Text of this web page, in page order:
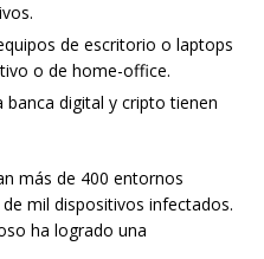
de escritorio o laptops
o de home-office.
digital y cripto tienen
más de 400 entornos
mil dispositivos infectados.
ha logrado una